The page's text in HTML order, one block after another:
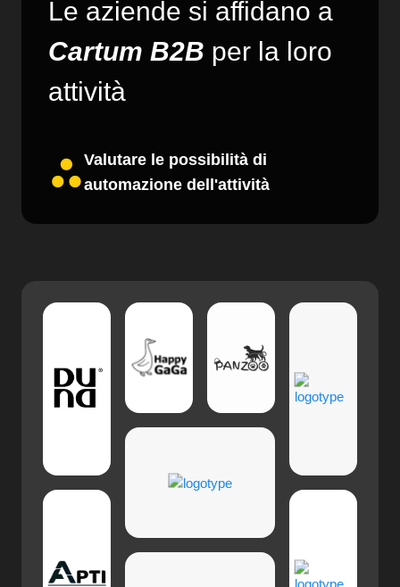
Le aziende si affidano a
Cartum B2B per la loro
attività
Valutare le possibilità di
automazione dell'attività